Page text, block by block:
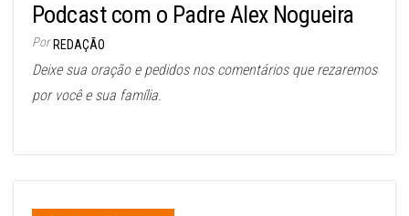
Podcast com o Padre Alex Nogueira
Por REDAÇÃO
Deixe sua oração e pedidos nos comentários que rezaremos
por você e sua família.